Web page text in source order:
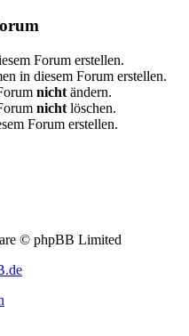
Forum erstellen.
in diesem Forum erstellen.
nicht ändern.
nicht löschen.
Forum erstellen.
© phpBB Limited